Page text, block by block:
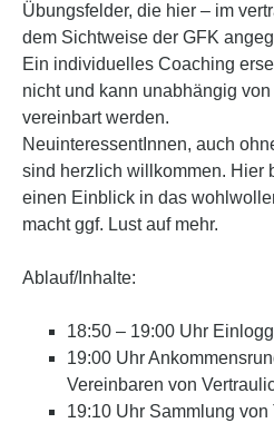
Übungsfelder, die hier – im
dem Sichtweise der GFK
Ein individuelles Coaching
nicht und kann unabhängig
vereinbart werden.
NeuinteressentInnen, auch
sind herzlich willkommen. Hier
einen Einblick in das
macht ggf. Lust auf mehr.
Ablauf/Inhalte:
18:50 – 19:00 Uhr
19:00 Uhr
Vereinbaren von
19:10 Uhr Sammlung